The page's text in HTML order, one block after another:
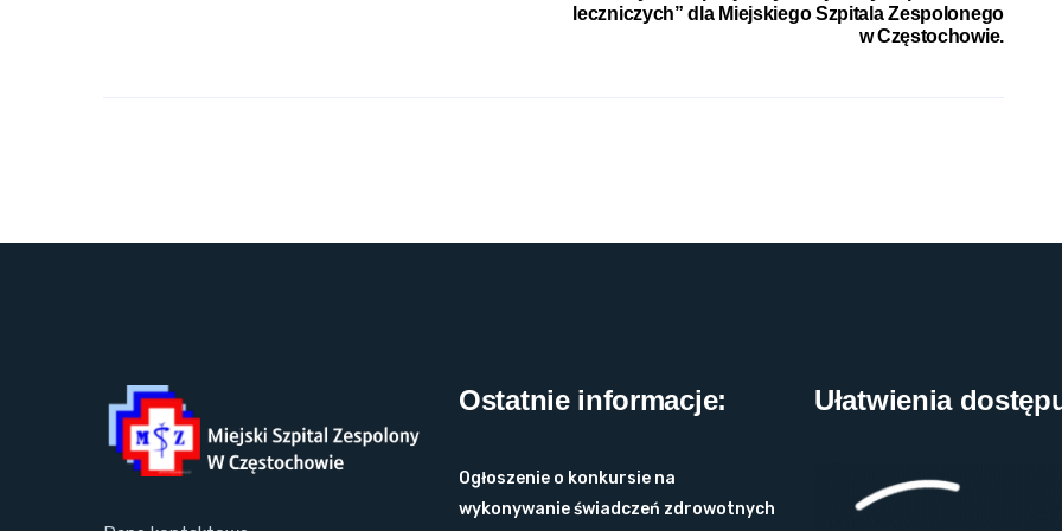
leczniczych” dla Miejskiego Szpitala Zespolonego
w Częstochowie.
Ostatnie informacje:
Ogłoszenie o konkursie na
wykonywanie świadczeń zdrowotnych
Ułatwienia